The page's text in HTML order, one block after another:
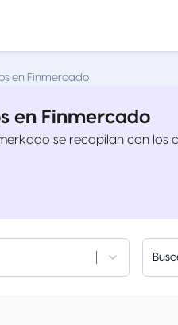
en Finmercado
en Finmercado
se recopilan con